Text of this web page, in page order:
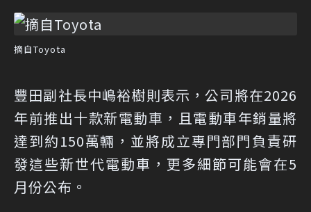
摘自Toyota
豐田副社長中嶋裕樹則表示，公司將在2026
年前推出十款新電動車，且電動車年銷量將
達到約150萬輛，並將成立專門部門負責研
發這些新世代電動車，更多細節可能會在5
月份公布。